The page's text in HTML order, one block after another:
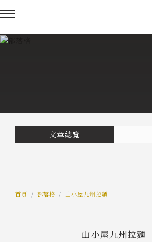
預約服務
影像紀錄
我的作品
文章總覽
首頁 部落格 山小屋九州拉麵
山小屋九州拉麵